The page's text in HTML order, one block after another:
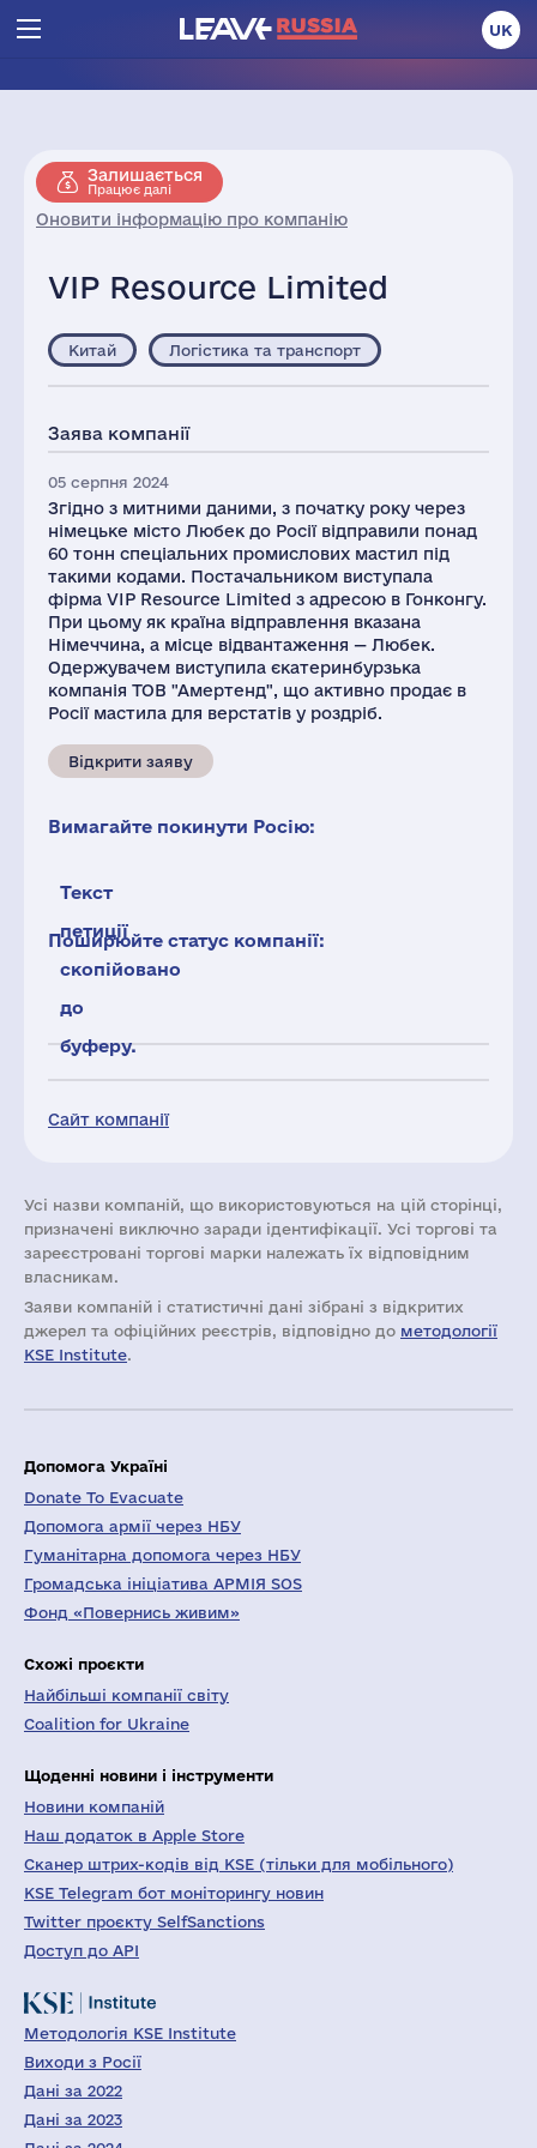
UK
Залишається
Працює далі
Оновити інформацію про компанію
VIP Resource Limited
Сайт компанії
Китай Логістика та транспорт
Заява компанії
05 серпня 2024
Згідно з митними даними, з початку року через
німецьке місто Любек до Росії відправили понад
60 тонн спеціальних промислових мастил під
такими кодами. Постачальником виступала
фірма VIP Resource Limited з адресою в Гонконгу.
При цьому як країна відправлення вказана
Німеччина, а місце відвантаження — Любек.
Одержувачем виступила єкатеринбурзька
компанія ТОВ "Амертенд", що активно продає в
Росії мастила для верстатів у роздріб.
Відкрити заяву
Вимагайте покинути Росію:
Текст
петиції
скопійовано
до
буферу.
Поширюйте статус компанії:
Усі назви компаній, що використовуються на цій сторінці,
призначені виключно заради ідентифікації. Усі торгові та
зареєстровані торгові марки належать їх відповідним
власникам.
Заяви компаній i статистичні дані зібрані з відкритих
джерел та офіційних реєстрів, відповідно до методології
KSE Institute.
Допомога Україні
Donate To Evacuate
Допомога армії через НБУ
Гуманітарна допомога через НБУ
Громадська ініціатива АРМІЯ SOS
Фонд «Повернись живим»
Схожі проєкти
Найбільші компанії світу
Coalition for Ukraine
Щоденні новини і інструменти
Новини компаній
Наш додаток в Apple Store
Сканер штрих-кодів від KSE (тільки для мобільного)
KSE Telegram бот моніторингу новин
Twitter проєкту SelfSanctions
Доступ до API
Методологія KSE Institute
Виходи з Росії
Дані за 2022
Дані за 2023